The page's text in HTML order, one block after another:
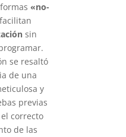
«no-
sin
se resaltó
de una
y
previas
correcto
de las